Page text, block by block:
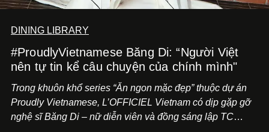
DINING LIBRARY
#ProudlyVietnamese Băng Di: “Người Việt
nên tự tin kể câu chuyện của chính mình"
Trong khuôn khổ series “Ăn ngon mặc đẹp” thuộc dự án
Proudly Vietnamese, L’OFFICIEL Vietnam có dịp gặp gỡ
nghệ sĩ Băng Di – nữ diễn viên và đồng sáng lập TC